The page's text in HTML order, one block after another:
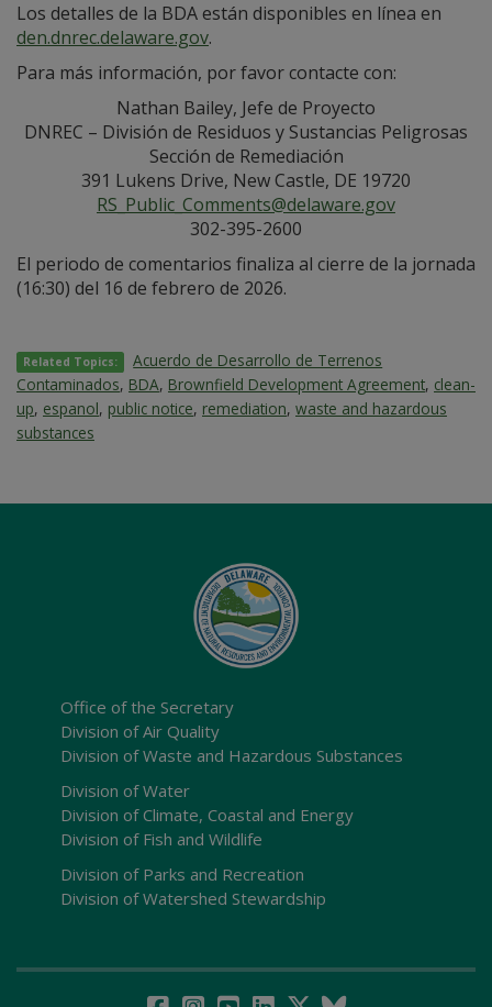
Los detalles de la BDA están disponibles en línea en
den.dnrec.delaware.gov.
Para más información, por favor contacte con:
Nathan Bailey, Jefe de Proyecto
DNREC – División de Residuos y Sustancias Peligrosas
Sección de Remediación
391 Lukens Drive, New Castle, DE 19720
RS_Public_Comments@delaware.gov
302-395-2600
El periodo de comentarios finaliza al cierre de la jornada
(16:30) del 16 de febrero de 2026.
Related Topics:
Acuerdo de Desarrollo de Terrenos
Contaminados, BDA, Brownfield Development Agreement, clean-
up, espanol, public notice, remediation, waste and hazardous
substances
Office of the Secretary
Division of Air Quality
Division of Waste and Hazardous Substances
Division of Water
Division of Climate, Coastal and Energy
Division of Fish and Wildlife
Division of Parks and Recreation
Division of Watershed Stewardship